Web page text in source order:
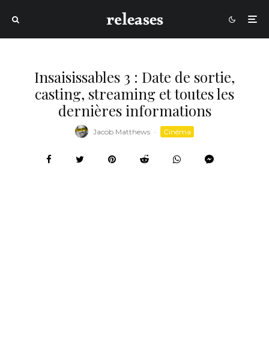
Insaisissables 3 : Date de sortie,
casting, streaming et toutes les
dernières informations
Jacob Matthews · Cinéma